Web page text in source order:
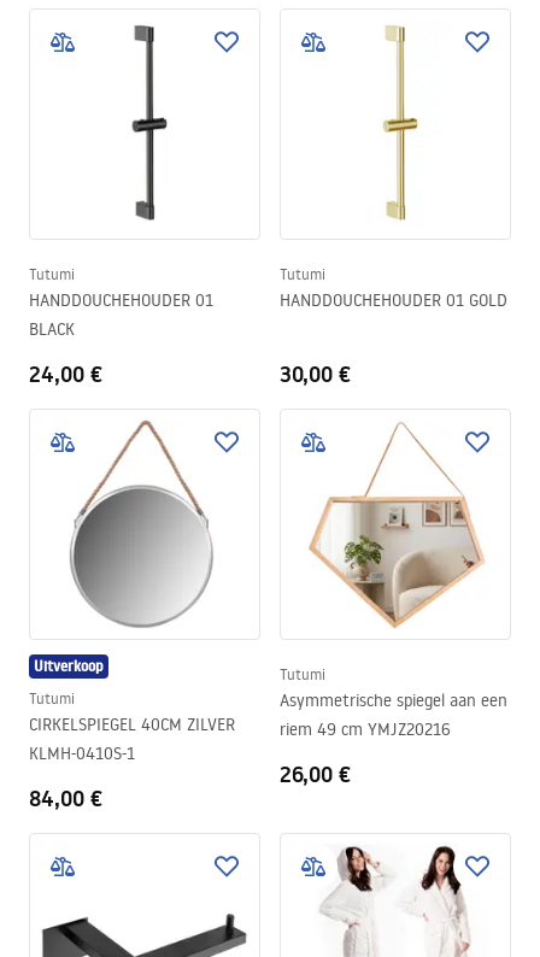
Tutumi
HANDDOUCHEHOUDER 01
BLACK
24,00 €
Tutumi
HANDDOUCHEHOUDER 01 GOLD
30,00 €
Uitverkoop
Tutumi
CIRKELSPIEGEL 40CM ZILVER
KLMH-0410S-1
84,00 €
Tutumi
Asymmetrische spiegel aan een
riem 49 cm YMJZ20216
26,00 €